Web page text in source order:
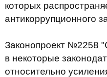
которых
антикоррупционного
Законопроект №2258
в некоторые
относительно